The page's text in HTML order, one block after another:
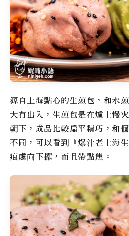
源自上海點心的生煎包，和水
大有出入，生煎包是在爐上慢
朝下，成品比較扁平精巧，和
不同，可以看到『爆汁老上海
痕處向下擺，而且帶點焦。